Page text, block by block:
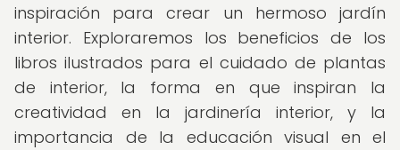
inspiración para crear un hermoso jardín
interior. Exploraremos los beneficios de los
libros ilustrados para el cuidado de plantas
de interior, la forma en que inspiran la
creatividad en la jardinería interior, y la
importancia de la educación visual en el